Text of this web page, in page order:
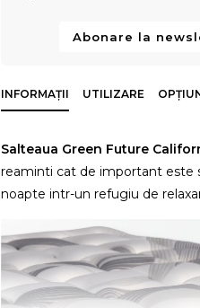
Abonare la
INFORMAȚII UTILIZARE
Salteaua Green Future
reaminti cat de important este
noapte intr-un refugiu de